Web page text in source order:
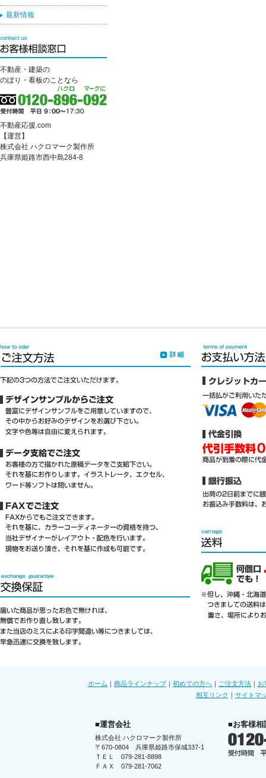
最新情報
不動産・建築の
のぼり・看板のことなら
不動産応援.com
【運営】
株式会社 ハクロマーク製作所
兵庫県姫路市西中島284-8
ホーム ｜ 商品ラインナップ｜ 初めての方へ ｜ ご注文方法 ｜ お
相互リンク ｜ サイトマ
■運営会社
株式会社 ハクロマーク製作所
〒670-0804 兵庫県姫路市保城337-1
ＴＥＬ 079-281-8898
ＦＡＸ 079-281-7062
■お客様相